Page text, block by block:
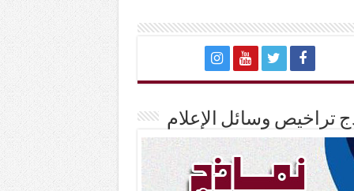
تراخيص وسائل الإعلام